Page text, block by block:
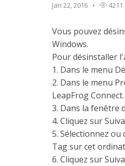
Jan 22, 2016 4211
Vous pouvez
Windows.
Pour désinstaller
1. Dans le menu
2. Dans le menu
LeapFrog Connect.
3. Dans la fenêtre
4. Cliquez sur
5. Sélectionnez ou
Tag sur cet
6. Cliquez sur